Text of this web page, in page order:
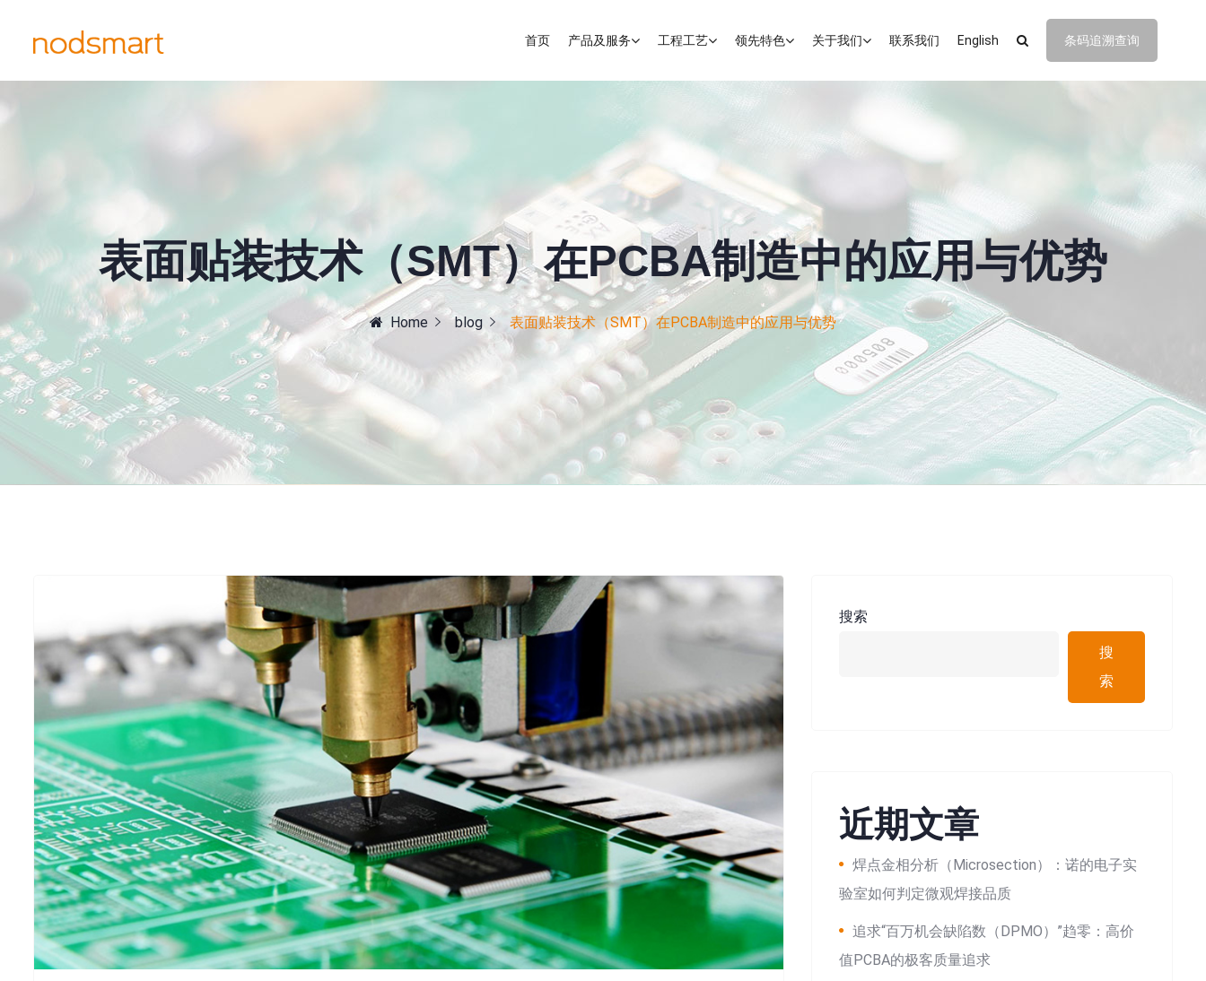
首页 产品及服务 工程工艺 领先特色 关于我们 联系我们 English 条码追溯查询
表面贴装技术（SMT）在PCBA制造中的应用与优势
Home blog 表面贴装技术（SMT）在PCBA制造中的应用与优势
搜索
搜
索
近期文章
焊点金相分析（Microsection）：诺的电子实
验室如何判定微观焊接品质
追求“百万机会缺陷数（DPMO）”趋零：高价
值PCBA的极客质量追求